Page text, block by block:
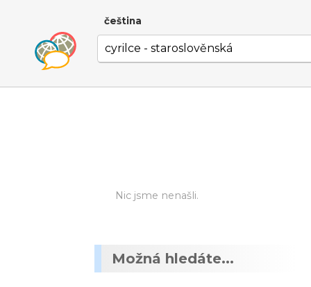
čeština
Nic jsme nenašli.
Možná hledáte...